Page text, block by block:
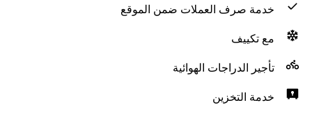
خدمة صرف العملات ضمن الموقع
مع تكييف
تأجير الدراجات الهوائية
خدمة التخزين